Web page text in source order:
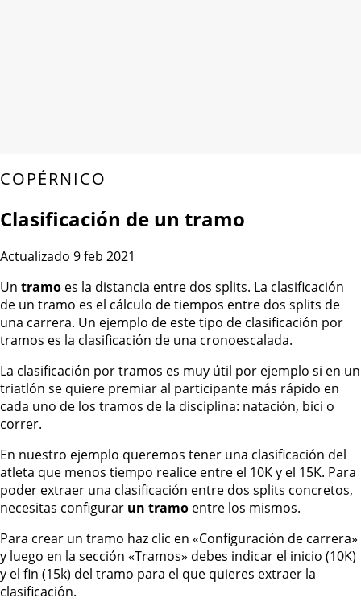
COPÉRNICO
Clasificación de un tramo
Actualizado 9 feb 2021
Un tramo es la distancia entre dos splits. La clasificación
de un tramo es el cálculo de tiempos entre dos splits de
una carrera. Un ejemplo de este tipo de clasificación por
tramos es la clasificación de una cronoescalada.
La clasificación por tramos es muy útil por ejemplo si en un
triatlón se quiere premiar al participante más rápido en
cada uno de los tramos de la disciplina: natación, bici o
correr.
En nuestro ejemplo queremos tener una clasificación del
atleta que menos tiempo realice entre el 10K y el 15K. Para
poder extraer una clasificación entre dos splits concretos,
necesitas configurar un tramo entre los mismos.
Para crear un tramo haz clic en «Configuración de carrera»
y luego en la sección «Tramos» debes indicar el inicio (10K)
y el fin (15k) del tramo para el que quieres extraer la
clasificación.